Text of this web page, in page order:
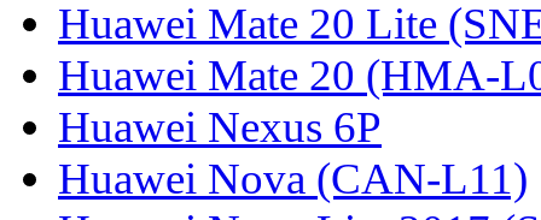
Huawei Mate 20 Lite
Huawei Mate 20 (HMA-
Huawei Nexus 6P
Huawei Nova (CAN-L11)